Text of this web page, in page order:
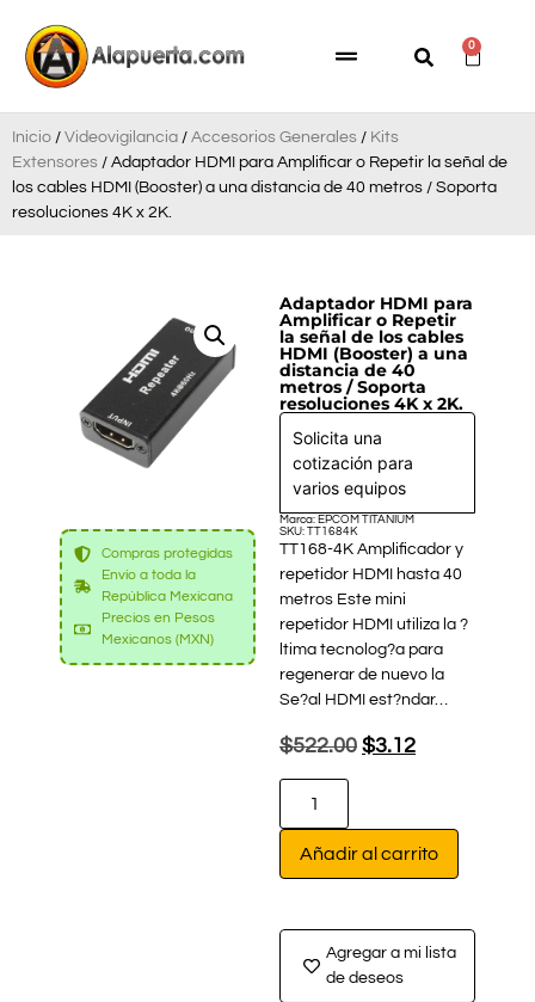
0
Inicio / Videovigilancia / Accesorios Generales / Kits
Extensores / Adaptador HDMI para Amplificar o Repetir la señal de
los cables HDMI (Booster) a una distancia de 40 metros / Soporta
resoluciones 4K x 2K.
Compras protegidas
Envío a toda la
República Mexicana
Precios en Pesos
Mexicanos (MXN)
Adaptador HDMI para
Amplificar o Repetir
la señal de los cables
HDMI (Booster) a una
distancia de 40
metros / Soporta
resoluciones 4K x 2K.
Solicita una
cotización para
varios equipos
Marca: EPCOM TITANIUM
SKU: TT1684K
TT168-4K Amplificador y
repetidor HDMI hasta 40
metros Este mini
repetidor HDMI utiliza la ?
ltima tecnolog?a para
regenerar de nuevo la
Se?al HDMI est?ndar…
$522.00 $3.12
Añadir al carrito
Agregar a mi lista
de deseos